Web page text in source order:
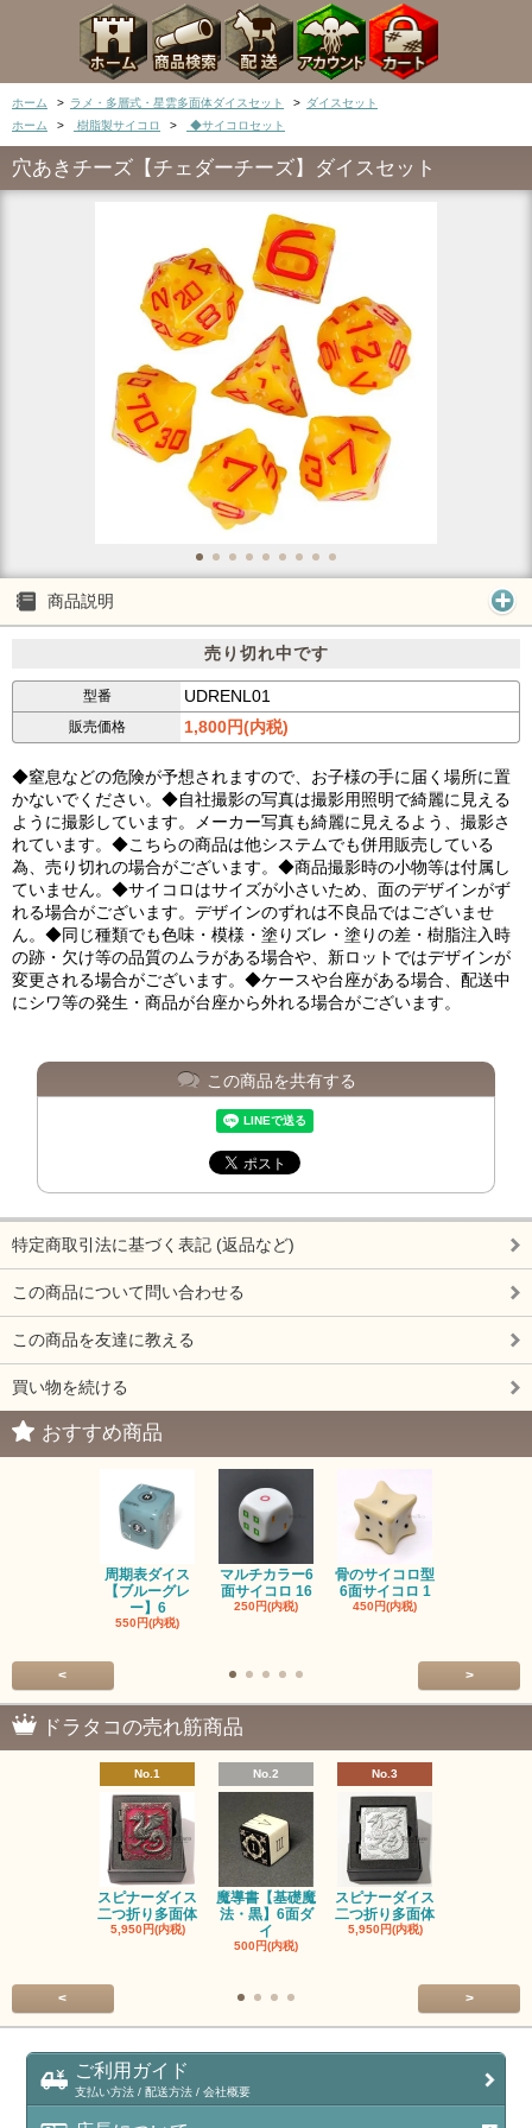
ホーム > ラメ・多層式・星雲多面体ダイスセット > ダイスセット
ホーム
> 樹脂製サイコロ > ◆サイコロセット
穴あきチーズ【チェダーチーズ】ダイスセット
商品説明
売り切れ中です
型番 UDRENL01
販売価格 1,800円(内税)
◆窒息などの危険が予想されますので、お子様の手に届く場所に置
かないでください。◆自社撮影の写真は撮影用照明で綺麗に見える
ように撮影しています。メーカー写真も綺麗に見えるよう、撮影さ
れています。◆こちらの商品は他システムでも併用販売している
為、売り切れの場合がございます。◆商品撮影時の小物等は付属し
ていません。◆サイコロはサイズが小さいため、面のデザインがず
れる場合がございます。デザインのずれは不良品ではございませ
ん。◆同じ種類でも色味・模様・塗りズレ・塗りの差・樹脂注入時
の跡・欠け等の品質のムラがある場合や、新ロットではデザインが
変更される場合がございます。◆ケースや台座がある場合、配送中
にシワ等の発生・商品が台座から外れる場合がございます。
この商品を共有する
特定商取引法に基づく表記 (返品など)
この商品について問い合わせる
この商品を友達に教える
買い物を続ける
おすすめ商品
周期表ダイス
【ブルーグレ
ー】6
550円(内税)
マルチカラー6
面サイコロ 16
250円(内税)
骨のサイコロ型
6面サイコロ 1
450円(内税)
< >
ドラタコの売れ筋商品
No.1
スピナーダイス
二つ折り多面体
5,950円(内税)
No.2
魔導書【基礎魔
法・黒】6面ダ
イ
500円(内税)
No.3
スピナーダイス
二つ折り多面体
5,950円(内税)
< >
ご利用ガイド
支払い方法 / 配送方法 / 会社概要